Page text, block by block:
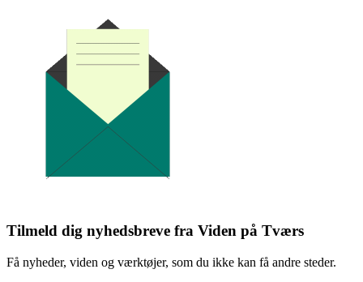
Tilmeld dig nyhedsbreve fra Viden på Tværs
Få nyheder, viden og værktøjer, som du ikke kan få andre steder.